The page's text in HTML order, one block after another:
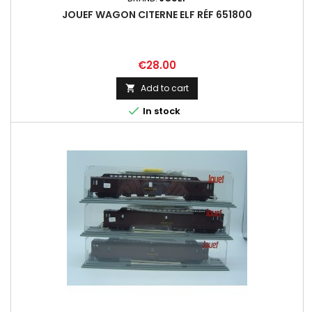
JOUEF WAGON CITERNE ELF RÉF 651800
Price
€28.00
 Add to cart
 In stock